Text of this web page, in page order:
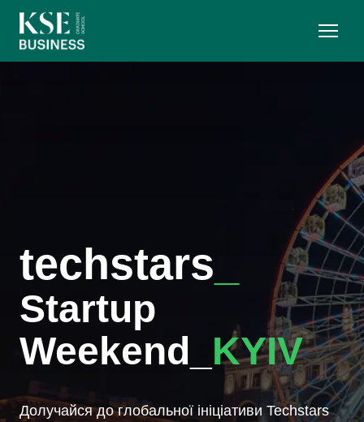
techstars
Startup
Weekend_ KYIV
Долучайся до глобальної ініціативи Techstars